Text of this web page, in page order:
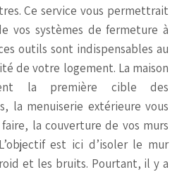
Ce service vous permettrait
vos systèmes de fermeture à
outils sont indispensables au
de votre logement. La maison
la première cible des
la menuiserie extérieure vous
la couverture de vos murs
est ici d’isoler le mur
et les bruits. Pourtant, il y a